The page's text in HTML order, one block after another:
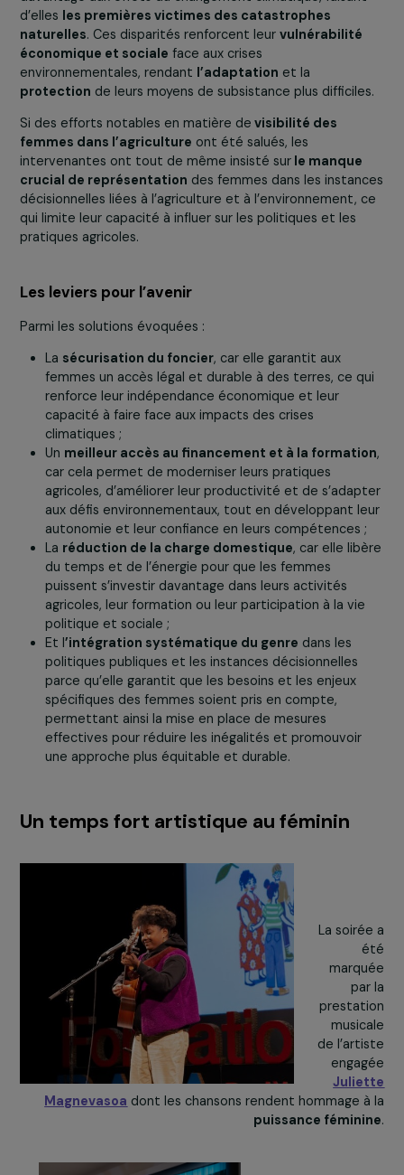
Ghislaine Tandonnet Guiran, Valérie Lazennec, Audrey Boullot,
Duflot, et Chloé Nabédian lors de la table ronde.
Les prises de paroles étaient assurées par :
Cécile Duflot, Directrice générale d’Oxfam France
Audrey Boullot, Directrice des Programmes et du
Développement de SOL
Valérie Lazennec, Référente Genre à la Fédération
Nationale d’Agriculture Biologique (FNAB)
Ghislaine Tandonnet Guiran , Responsable Senior
chez Ramboll France
Les constats partagés
Les intervenantes ont rappelé que, du fait des
accès nettement réduit au foncier et aux terres,
situées dans des zones plus vulnérables telles que les
zones inondables. Elles bénéficient également de
ressources et d’outils agricoles limités, ce qui les
davantage aux effets du changement climatique,
d’ellesles premières victimes des catastrophes
naturelles. Ces disparités renforcent leurvulnérabilité
économique et socialeface aux crises
environnementales, rendantl’adaptationet la
protectionde leurs moyens de subsistance plus
Si des efforts notables en matière devisibilité des
femmes dans l’agriculture ont été salués, les
intervenantes ont tout de même insisté sur
le manque
crucial de représentation
des femmes dans les
décisionnelles liées à l’agriculture et à l’environnement,
qui limite leur capacité à influer sur les politiques et les
pratiques agricoles.
Parmi les solutions évoquées :
femmes un accès légal et durable à des terres, ce
renforce leur indépendance économique et leur
capacité à faire face aux impacts des crises
climatiques ;
meilleur accès au financement et à la
car cela permet de moderniser leurs pratiques
agricoles, d’améliorer leur productivité et de
aux défis environnementaux, tout en développant
autonomie et leur confiance en leurs compétences
réduction de la charge domestique
, car elle
du temps et de l’énergie pour que les femmes
puissent s’investir davantage dans leurs activités
agricoles, leur formation ou leur participation à la
Et l’intégration systématique du genre